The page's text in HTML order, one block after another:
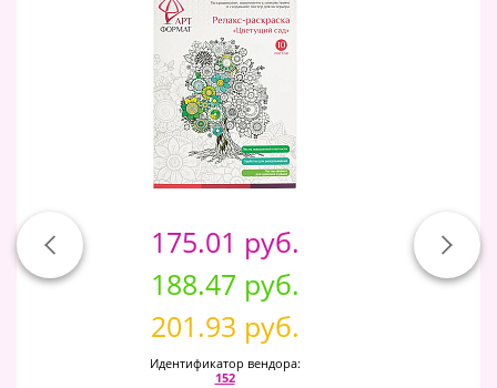
175.01 руб.
188.47 руб.
201.93 руб.
Идентификатор вендора:
152